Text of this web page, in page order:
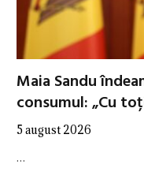
Maia Sandu
consumul: „Cu
5 august 2026
…